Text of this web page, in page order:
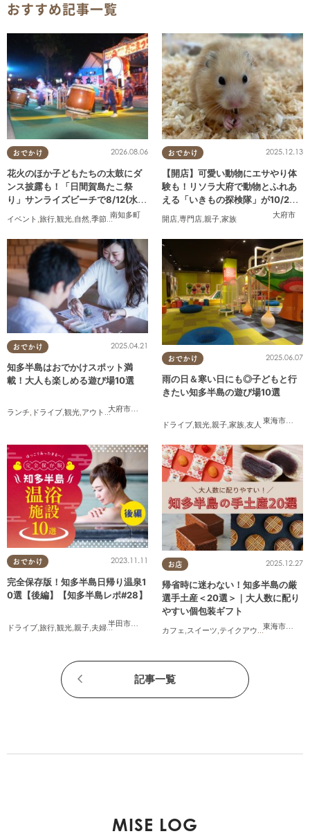
おすすめ記事一覧
おでかけ
南知多町
2026.08.06
花火のほか子どもたちの太鼓にダ
ンス披露も！「日間賀島たこ祭
り」サンライズビーチで8/12(水)
イベント ,旅行,観光,自然,季節ネタ ,花火
おでかけ
大府市
2025.12.13
【開店】可愛い動物にエサやり体
験も！リソラ大府で動物とふれあ
える「いきもの探検隊」が10/24
(金)オープン
開店,専門店,親子,家族
おでかけ
大府市東浦町
2025.04.21
知多半島はおでかけスポット満
載！大人も楽しめる遊び場10選
ランチ, ドライブ,観光,アウトドア , 親子,
おでかけ
東海市
,大府
2025.06.07
雨の日＆寒い日にも◎子どもと行
きたい知多半島の遊び場10選
ドライブ 観光 親子 家族 友人
おでかけ
半田市
,常滑市
2023.11.11
完全保存版！知多半島日帰り温泉1
0選【後編】【知多半島レポ#28】
ドライブ 旅行 観光 親子 夫婦,家族,知多半島レポ
お店
東海市
,大府
2025.12.27
帰省時に迷わない！知多半島の厳
選手土産＜20選＞｜大人数に配り
やすい個包装ギフト
カフェ スイーツ テイクアウト ,まとめ記事
記事一覧
MISE LOG